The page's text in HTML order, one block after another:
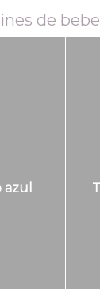
de bebe